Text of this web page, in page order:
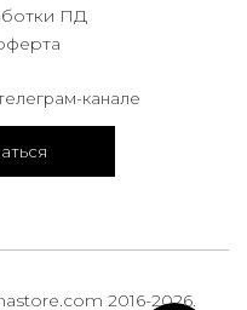
ПД
канале
2016-2026.